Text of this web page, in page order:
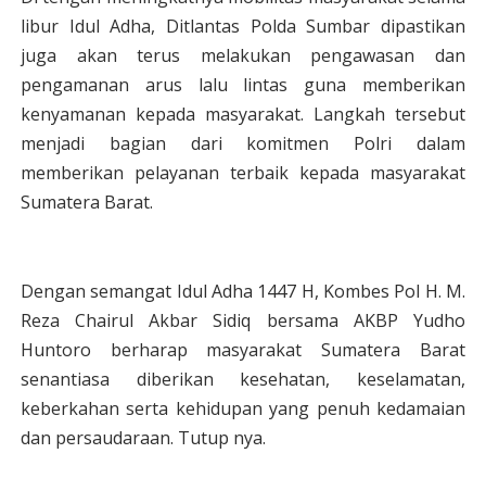
libur Idul Adha, Ditlantas Polda Sumbar dipastikan
juga akan terus melakukan pengawasan dan
pengamanan arus lalu lintas guna memberikan
kenyamanan kepada masyarakat. Langkah tersebut
menjadi bagian dari komitmen Polri dalam
memberikan pelayanan terbaik kepada masyarakat
Sumatera Barat.
Dengan semangat Idul Adha 1447 H, Kombes Pol H. M.
Reza Chairul Akbar Sidiq bersama AKBP Yudho
Huntoro berharap masyarakat Sumatera Barat
senantiasa diberikan kesehatan, keselamatan,
keberkahan serta kehidupan yang penuh kedamaian
dan persaudaraan. Tutup nya.